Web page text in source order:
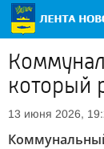
который
13 июня 2026,